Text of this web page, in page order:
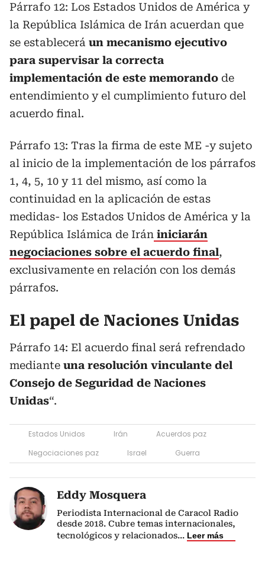
Párrafo 12: Los Estados Unidos de América y
la República Islámica de Irán acuerdan que
se establecerá un mecanismo ejecutivo
para supervisar la correcta
implementación de este memorando de
entendimiento y el cumplimiento futuro del
acuerdo final.
Párrafo 13: Tras la firma de este ME -y sujeto
al inicio de la implementación de los párrafos
1, 4, 5, 10 y 11 del mismo, así como la
continuidad en la aplicación de estas
medidas- los Estados Unidos de América y la
República Islámica de Irán iniciarán
negociaciones sobre el acuerdo final,
exclusivamente en relación con los demás
párrafos.
El papel de Naciones Unidas
Párrafo 14: El acuerdo final será refrendado
mediante una resolución vinculante del
Consejo de Seguridad de Naciones
Unidas“.
Estados Unidos Irán
Acuerdos paz
Negociaciones paz
Israel Guerra
Eddy Mosquera
Periodista Internacional de Caracol Radio
desde 2018. Cubre temas internacionales,
tecnológicos y relacionados... Leer más